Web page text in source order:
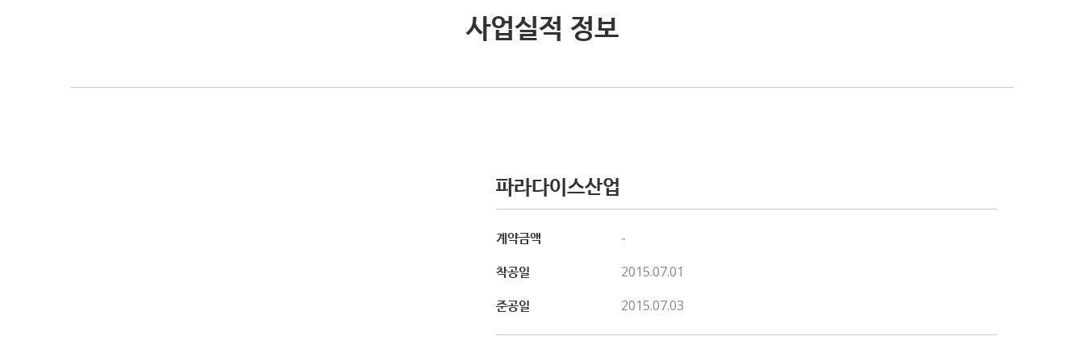
사업실적 정보
파라다이스산업
계약금액
-
착공일
2015.07.01
준공일
2015.07.03